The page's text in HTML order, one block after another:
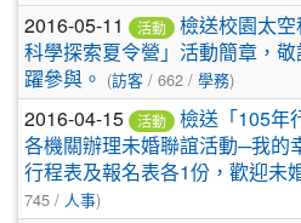
2016-05-11 活動
檢送校園太
科學探索夏令營」活動簡章，
躍參與。 (訪客 / 662 / 學務)
2016-04-15 活動
檢送「105年
各機關辦理未婚聯誼活動─我的
行程表及報名表各1份，歡迎未
745 / 人事)